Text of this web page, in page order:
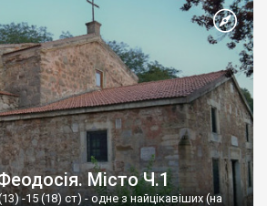
Місто Ч.1
-15 (18) ст) - одне з найцікавіших (на